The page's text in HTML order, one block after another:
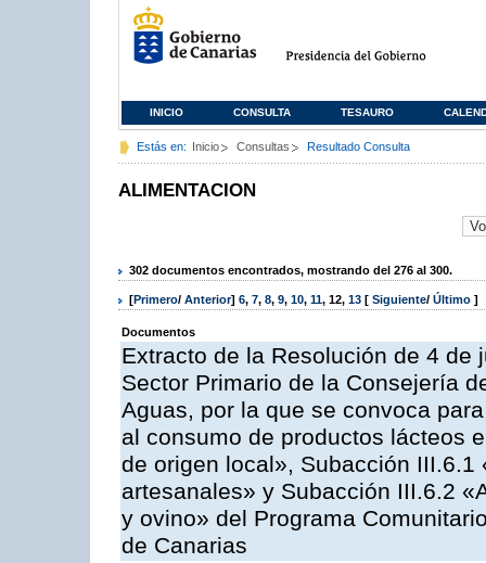
INICIO CONSULTA TESAURO
Estás en: Inicio Consultas Resultado Consulta
ALIMENTACION
302 documentos encontrados, mostrando del 276 al 300.
[Primero/ Anterior] 6, 7, 8, 9, 10, 11, 12, 13 [ Siguiente/ Último ]
Documentos
Extracto de la Resolución de 4
Sector Primario de la Consejería
Aguas, por la que se convoca
al consumo de productos lácteos
de origen local», Subacción
artesanales» y Subacción III.6.2
y ovino» del Programa
de Canarias